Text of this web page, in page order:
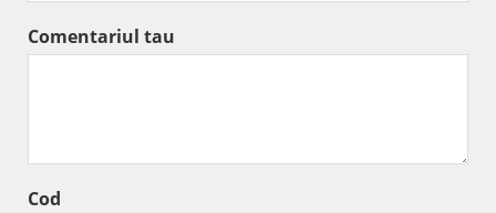
Comentariul tau
Cod